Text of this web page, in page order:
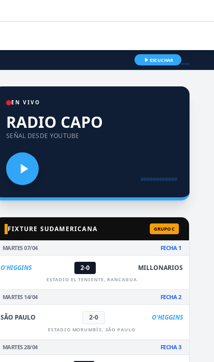
ESCUCHAR
EN VIVO
RADIO CAPO
SEÑAL DESDE YOUTUBE
FIXTURE SUDAMERICANA GRUPO C
MARTES 07/04 FECHA 1
O'HIGGINS 2-0 MILLONARIOS
ESTADIO EL TENIENTE, RANCAGUA
MARTES 14/04 FECHA 2
SÃO PAULO 2-0 O'HIGGINS
ESTADIO MORUMBÍS, SÃO PAULO
MARTES 28/04 FECHA 3